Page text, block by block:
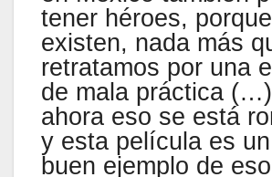
tener héroes,
existen, nada más
retratamos por una
de mala práctica
ahora eso se está
y esta película es
buen ejemplo de